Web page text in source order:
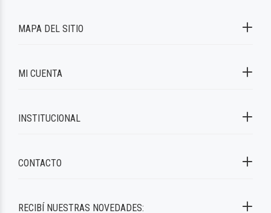
RECIBÍ NUESTRAS NOVEDADES:
MAPA DEL SITIO
MI CUENTA
INSTITUCIONAL
CONTACTO